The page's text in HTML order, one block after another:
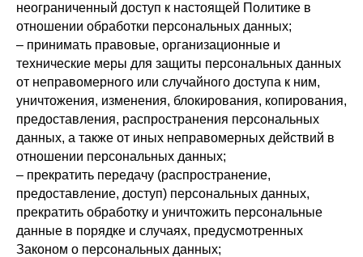
неограниченный доступ к настоящей Политике в
отношении обработки персональных данных;
– принимать правовые, организационные и
технические меры для защиты персональных данных
от неправомерного или случайного доступа к ним,
уничтожения, изменения, блокирования, копирования,
предоставления, распространения персональных
данных, а также от иных неправомерных действий в
отношении персональных данных;
– прекратить передачу (распространение,
предоставление, доступ) персональных данных,
прекратить обработку и уничтожить персональные
данные в порядке и случаях, предусмотренных
Законом о персональных данных;